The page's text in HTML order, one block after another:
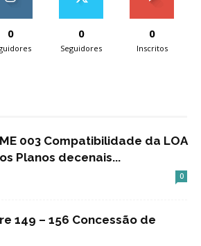
0 0
Seguidores
0
Inscritos
003 Compatibilidade da LOA
Planos decenais...
0
149 – 156 Concessão de